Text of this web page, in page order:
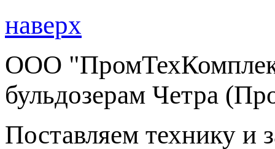
наверх
ООО
бульдозерам Четра
Поставляем технику и